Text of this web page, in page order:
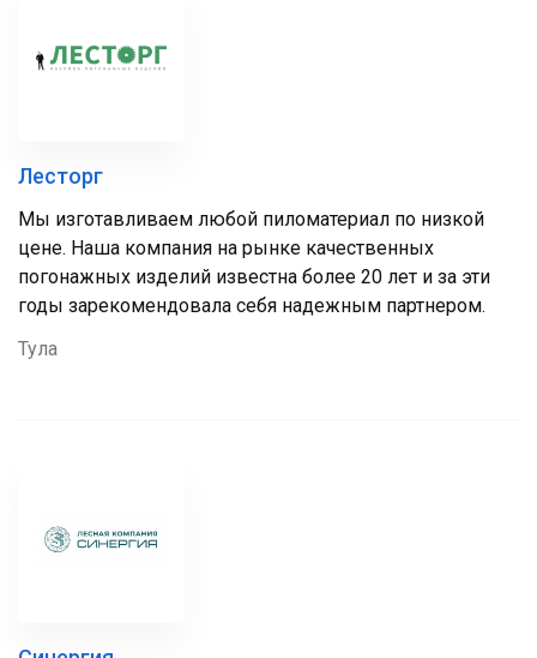
Лесторг
Мы изготавливаем любой пиломатериал по низкой
цене. Наша компания на рынке качественных
погонажных изделий известна более 20 лет и за эти
годы зарекомендовала себя надежным партнером.
Тула